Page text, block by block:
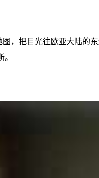
图，把目光往欧亚大陆的